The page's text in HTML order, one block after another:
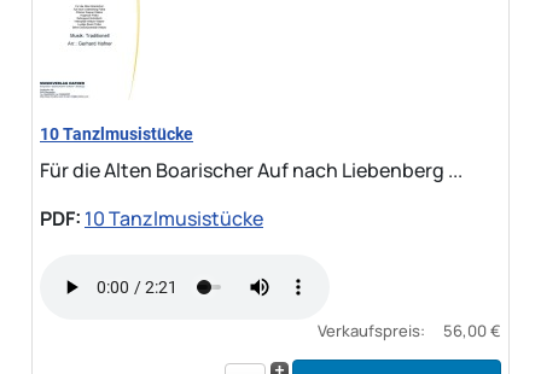
10 Tanzlmusistücke
Für die Alten Boarischer Auf nach Liebenberg ...
PDF: 10 Tanzlmusistücke
Verkaufspreis: 56,00 €